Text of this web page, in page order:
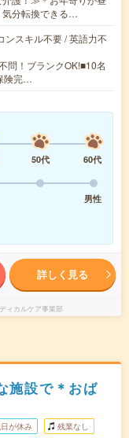
気分転換できる…
ンスキル不要 / 英語力不
問！ブランクOK!■10名
険完…
50代
60代
男性
詳しく見る
ィカルケア事業部
施設で＊おば
が休み 残業なし